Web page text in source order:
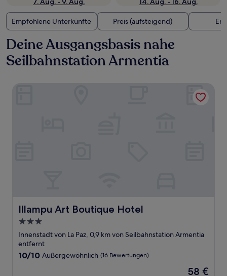
Empfohlene Unterkünfte Preis (aufsteigend)
Deine Ausgangsbasis nahe
Seilbahnstation Armentia
Illampu Art Boutique Hotel
Illampu Art Boutique Hotel
3.0-
Sterne-
Unterkunft
Innenstadt von La Paz, 0,9 km von Seilbahnstation Armentia
entfernt
10.0
10/10 Außergewöhnlich (16 Bewertungen)
Der
58 €